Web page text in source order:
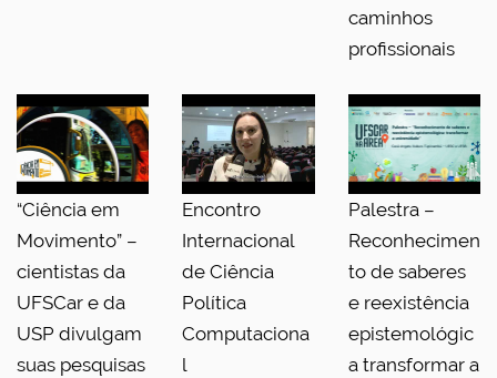
caminhos
profissionais
“Ciência em
Movimento” –
cientistas da
UFSCar e da
USP divulgam
suas pesquisas
Encontro
Internacional
de Ciência
Política
Computaciona
l
Palestra –
Reconhecimen
to de saberes
e reexistência
epistemológic
a transformar a